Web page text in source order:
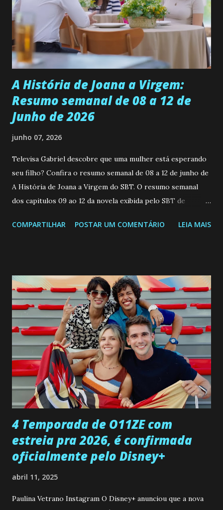
muito madura para a idade, determinada, criativa e
empática. Detesta injustiças e é uma ótima amiga. Pode ser
teimosa e muito persistente quando decide fazer algo.
Durante um exame ginecológico, ela é inseminada por eng...
A História de Joana a Virgem:
Resumo semanal de 08 a 12 de
Junho de 2026
junho 07, 2026
Televisa Gabriel descobre que uma mulher está esperando
seu filho? Confira o resumo semanal de 08 a 12 de junho de
A História de Joana a Virgem do SBT. O resumo semanal
dos capitulos 09 ao 12 da novela exibida pelo SBT de
a Programação Semanal do SBT de 08/06/26 a 14/06/26
confessa a Gabriel que ele demonstrou ser o tipo de
pessoa que ela tanto desejou durante toda a vida. Camila
entra no quarto de Gabriel e imagina como seria o
encontro deles, quando conseguir seduzi-lo. Manuel avisa a
Paula sobre a suposta infidelidade de Gabriel com Joana.
Rogerio consegue se livrar de todas as suspeitas pelo
desaparecimento de Francisco, apontando que ele poderia
ter sido vítima da fúria de Gabriel. Artur informa a Gabriel
que a clínica inseminou por engano outra paciente, que está
...
COMPARTILHAR POSTAR UM COMENTÁRIO LEIA MAIS
4 Temporada de O11ZE com
estreia pra 2026, é confirmada
oficialmente pelo Disney+
abril 11, 2025
Paulina Vetrano Instagram O Disney+ anunciou que a nova